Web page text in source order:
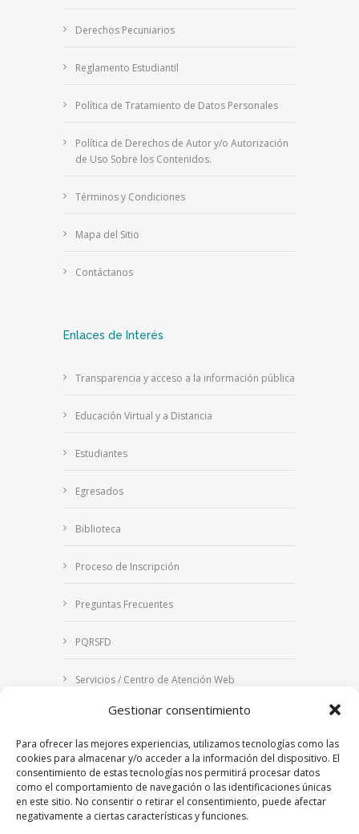
Gestionar consentimiento
Para ofrecer las mejores experiencias, utilizamos tecnologías como las
cookies para almacenar y/o acceder a la información del dispositivo. El
consentimiento de estas tecnologías nos permitirá procesar datos
como el comportamiento de navegación o las identificaciones únicas
en este sitio. No consentir o retirar el consentimiento, puede afectar
negativamente a ciertas características y funciones.
Derechos Pecuniarios
Reglamento Estudiantil
Política de Tratamiento de Datos Personales
Política de Derechos de Autor y/o Autorización
de Uso Sobre los Contenidos.
Términos y Condiciones
Mapa del Sitio
Contáctanos
Enlaces de Interés
Transparencia y acceso a la información pública
Educación Virtual y a Distancia
Estudiantes
Egresados
Biblioteca
Proceso de Inscripción
Preguntas Frecuentes
PQRSFD
Servicios / Centro de Atención Web
Correo Institucional
Notificaciones judiciales